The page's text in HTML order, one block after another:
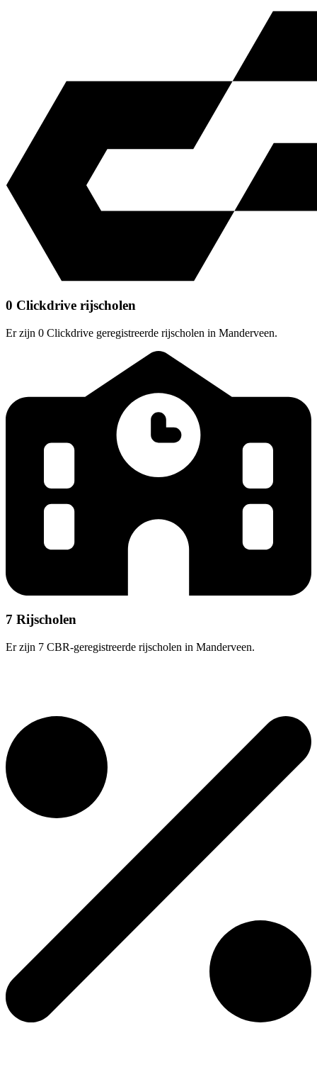
0 Clickdrive rijscholen
Er zijn 0 Clickdrive geregistreerde rijscholen in Manderveen.
7 Rijscholen
Er zijn 7 CBR-geregistreerde rijscholen in Manderveen.